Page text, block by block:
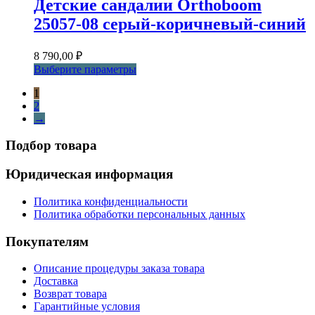
490,00 ₽
Опции
можно
странице
товара.
Детские сандалии Orthoboom
25057-08 серый-коричневый-синий
8 790,00 ₽
Выберите параметры
на
странице
1
2
→
Подбор товара
Юридическая информация
Политика конфиденциальности
Политика обработки персональных данных
Покупателям
Описание процедуры заказа товара
Доставка
Возврат товара
Гарантийные условия